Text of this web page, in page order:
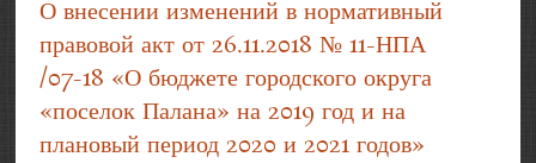
О внесении изменений в нормативный
правовой акт от 26.11.2018 № 11-НПА
/07-18 «О бюджете городского округа
«поселок Палана» на 2019 год и на
плановый период 2020 и 2021 годов»